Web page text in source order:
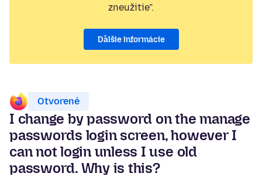
zneužitie”.
Ďalšie informácie
Otvorené
I change by password on the manage
passwords login screen, however I
can not login unless I use old
password. Why is this?